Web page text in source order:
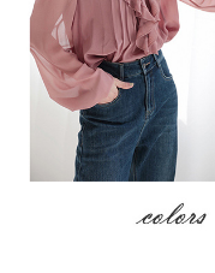
請求用戶進行身份認證。
５．嚴禁一人註冊多個帳號
恩沛科技股份有限公司將有